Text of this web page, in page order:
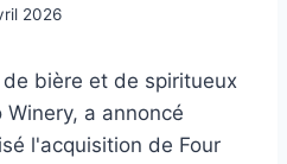
2026
bière et de spiritueux
a annoncé
l'acquisition de Four